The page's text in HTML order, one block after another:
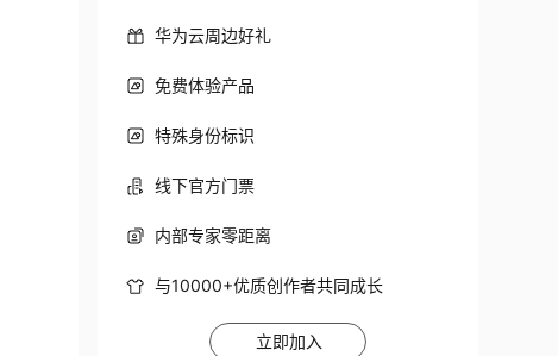
华为云周边好礼
免费体验产品
特殊身份标识
线下官方门票
内部专家零距离
与10000+优质创作者共同成长
立即加入